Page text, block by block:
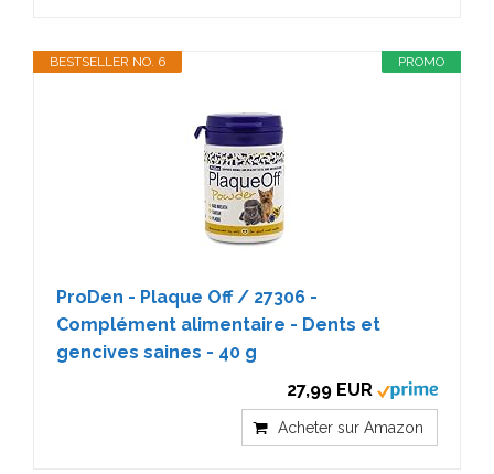
PROMO
BESTSELLER NO. 6
ProDen - Plaque Off / 27306 -
Complément alimentaire - Dents et
gencives saines - 40 g
27,99 EUR
Acheter sur Amazon